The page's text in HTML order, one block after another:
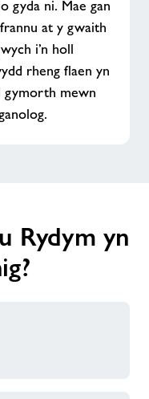
gyda ni. Mae gan
at y gwaith
i’n holl
rheng flaen yn
gymorth mewn
Rydym yn